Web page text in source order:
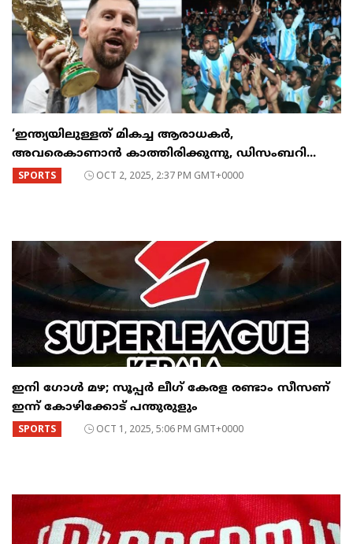
‘ഇന്ത്യയിലുള്ളത് മികച്ച ആരാധകർ,
അവരെകാണാൻ കാത്തിരിക്കുന്നു, ഡിസംബറി...
SPORTS OCT 2, 2025, 2:37 PM GMT+0000
ഇനി ​ഗോൾ മഴ; സൂപ്പർ ലീഗ് കേരള രണ്ടാം സീസണ്
ഇന്ന് കോഴിക്കോട് പന്തുരുളും
SPORTS OCT 1, 2025, 5:06 PM GMT+0000